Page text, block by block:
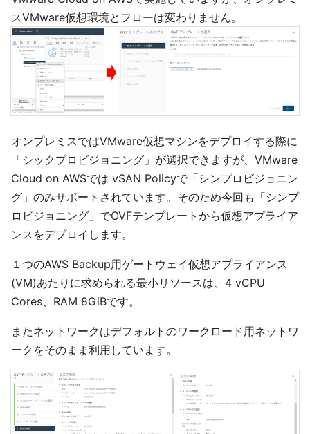
スVMware仮想環境とフローは変わりません。
オンプレミスではVMware仮想マシンをデプロイする際に
「シックプロビジョニング」が選択できますが、VMware
Cloud on AWSでは vSAN Policyで「シンプロビジョニン
グ」のみサポートされています。そのため今回も「シンプ
ロビジョニング」でOVFテンプレートから仮想アプライア
ンスをデプロイします。
１つのAWS Backup用ゲートウェイ仮想アプライアンス
(VM)あたりに求められる最小リソースは、4 vCPU
Cores、RAM 8GiBです。
またネットワークはデフォルトのワークロード用ネットワ
ークをそのまま利用しています。